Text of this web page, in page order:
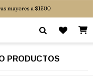
PRODUCTOS